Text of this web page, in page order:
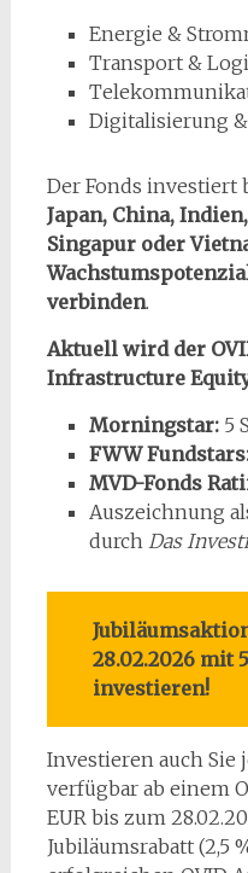
Energie &
Transport &
Digitalisierung
Der Fonds investiert
Japan, China,
Singapur oder
verbinden.
Aktuell wird der
Infrastructure
Morningstar:5
FWW
MVD-Fonds
Auszeichnung
durch Das
28.02.2026 mit
investieren!
Investieren auch
verfügbar ab einem
EUR bis zum
Jubiläumsrabatt (2,5